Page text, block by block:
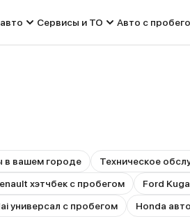
Сервисы и ТО Авто с
в вашем городе Техническое
хэтчбек с пробегом Ford
универсал с пробегом Honda